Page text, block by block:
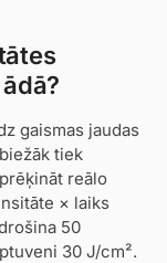
gaismas jaudas
tiek
reālo
× laiks
50
30 J/cm².